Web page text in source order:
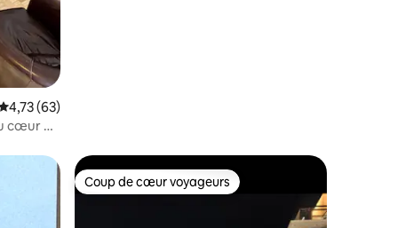
moyenne sur la base de 63 commentaires : 4,73 sur 5
4,73 (63)
cœur de
appréciés Coup de cœur voyageurs
Coup de cœur voyageurs